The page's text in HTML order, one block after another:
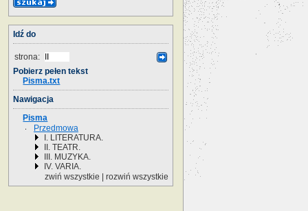
Idź do
strona:
Pobierz pełen tekst
Pisma.txt
Nawigacja
Pisma
Przedmowa
I. LITERATURA.
II. TEATR.
III. MUZYKA.
IV. VARIA.
zwiń wszystkie
rozwiń wszystkie